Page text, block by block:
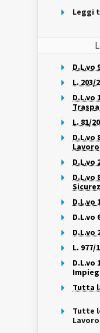
Leggi
D.L.vo
L.
D.L.vo
L. 81/
D.L.vo
D.L.vo
D.L.vo
D.L.vo
D.L.vo
D.L.vo
L.
D.L.vo
Tutta
Tutte
Lavoro